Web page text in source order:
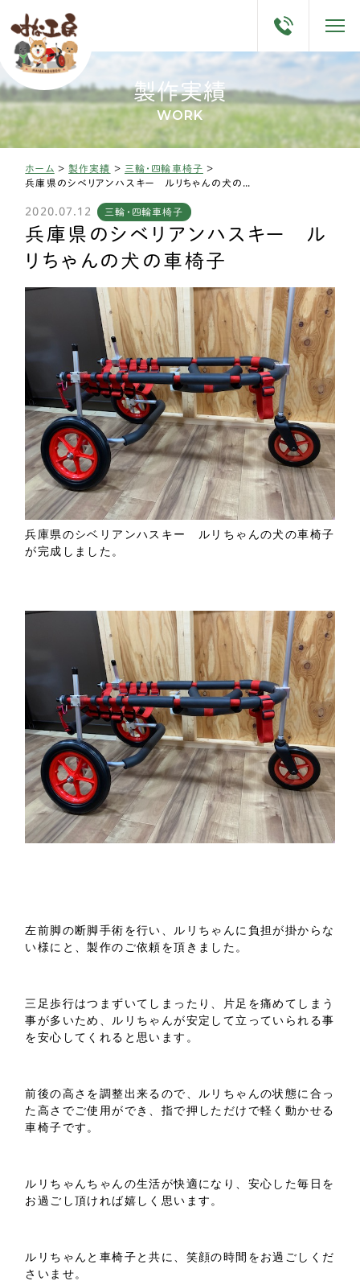
製作実績
WORK
ホーム >製作実績 > 三輪・四輪車椅子 >
2020.07.12 三輪・四輪車椅子
兵庫県のシベリアンハスキー ル
リちゃんの犬の車椅子
兵庫県のシベリアンハスキー ルリちゃんの犬の車椅子
が完成しました。
左前脚の断脚手術を行い、ルリちゃんに負担が掛からな
い様にと、製作のご依頼を頂きました。
三足歩行はつまずいてしまったり、片足を痛めてしまう
事が多いため、ルリちゃんが安定して立っていられる事
を安心してくれると思います。
前後の高さを調整出来るので、ルリちゃんの状態に合っ
た高さでご使用ができ、指で押しただけで軽く動かせる
車椅子です。
ルリちゃんちゃんの生活が快適になり、安心した毎日を
お過ごし頂ければ嬉しく思います。
ルリちゃんと車椅子と共に、笑顔の時間をお過ごしくだ
さいませ。